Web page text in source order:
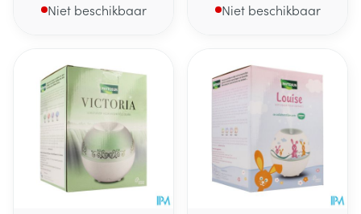
Niet beschikbaar Niet beschikbaar